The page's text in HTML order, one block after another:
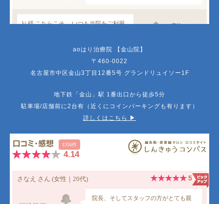
aoはり治療院 【金山院】
〒460-0022
名古屋市中区金山3丁目12番5号 グランドリュイソー1F
地下鉄「金山」駅 1番出口から徒歩5分
駐車場/店舗前に2台有（近くにコインパーキングも有ります）
詳しくはこちら ▶︎